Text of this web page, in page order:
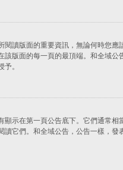
閱讀版面的重要資訊，無論何時您應
該版面的每一頁的最頂端。和全域公
。
顯示在第一頁公告底下。它們通常相
讀它們。和全域公告，公告一樣，發